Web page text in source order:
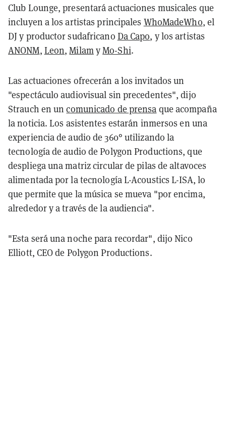
Club Lounge, presentará actuaciones musicales que
incluyen a los artistas principales WhoMadeWho, el
DJ y productor sudafricano Da Capo, y los artistas
ANONM, Leon,MilamyMo-Shi.
Las actuaciones ofrecerán a los invitados un
"espectáculo audiovisual sin precedentes", dijo
Strauch en uncomunicado de prensa que acompaña
la noticia. Los asistentes estarán inmersos en una
experiencia de audio de 360° utilizando la
tecnología de audio de Polygon Productions, que
despliega una matriz circular de pilas de altavoces
alimentada por la tecnología L-Acoustics L-ISA, lo
que permite que la música se mueva "por encima,
alrededor y a través de la audiencia".
"Esta será una noche para recordar", dijo Nico
Elliott, CEO de Polygon Productions.